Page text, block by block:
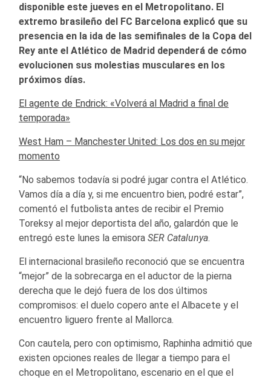
disponible este jueves en el Metropolitano. El
extremo brasileño del FC Barcelona explicó que su
presencia en la ida de las semifinales de la Copa del
Rey ante el Atlético de Madrid dependerá de cómo
evolucionen sus molestias musculares en los
próximos días.
El agente de Endrick: «Volverá al Madrid a final de
temporada»
West Ham – Manchester United: Los dos en su mejor
momento
“No sabemos todavía si podré jugar contra el Atlético.
Vamos día a día y, si me encuentro bien, podré estar”,
comentó el futbolista antes de recibir el Premio
Toreksy al mejor deportista del año, galardón que le
entregó este lunes la emisora SER Catalunya.
El internacional brasileño reconoció que se encuentra
“mejor” de la sobrecarga en el aductor de la pierna
derecha que le dejó fuera de los dos últimos
compromisos: el duelo copero ante el Albacete y el
encuentro liguero frente al Mallorca.
Con cautela, pero con optimismo, Raphinha admitió que
existen opciones reales de llegar a tiempo para el
choque en el Metropolitano, escenario en el que el